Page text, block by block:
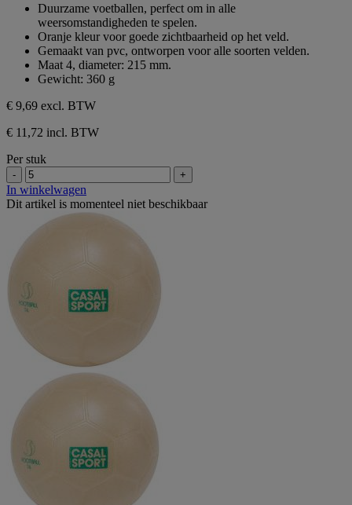
sterren.
Duurzame voetballen, perfect om in alle
weersomstandigheden te spelen.
Oranje kleur voor goede zichtbaarheid op het veld.
Gemaakt van pvc, ontworpen voor alle soorten velden.
Maat 4, diameter: 215 mm.
Gewicht: 360 g
€ 9,69 excl. BTW
€ 11,72 incl. BTW
Per stuk
- +
In winkelwagen
Dit artikel is momenteel niet beschikbaar